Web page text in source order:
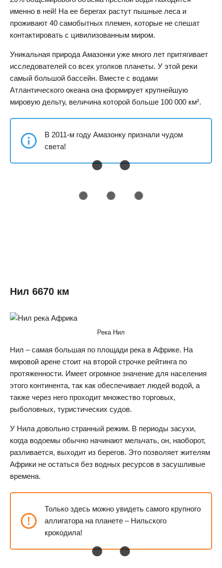
именно в ней! На ее берегах растут пышные леса и
проживают 40 самобытных племен, которые не спешат
контактировать с цивилизованным миром.
Уникальная природа Амазонки уже много лет притягивает
исследователей со всех уголков планеты. У этой реки
самый большой бассейн. Вместе с водами
Атлантического океана она формирует крупнейшую
мировую дельту, величина которой больше 100 000 км².
В 2011-м году Амазонку признали чудом
света!
Нил 6670 км
Река Нил
Нил – самая большая по площади река в Африке. На
мировой арене стоит на второй строчке рейтинга по
протяженности. Имеет огромное значение для населения
этого континента, так как обеспечивает людей водой, а
также через него проходит множество торговых,
рыболовных, туристических судов.
У Нила довольно странный режим. В периоды засухи,
когда водоемы обычно начинают мельчать, он, наоборот,
разливается, выходит из берегов. Это позволяет жителям
Африки не остаться без водных ресурсов в засушливые
времена.
Только здесь можно увидеть самого крупного
аллигатора на планете – Нильского
крокодила!